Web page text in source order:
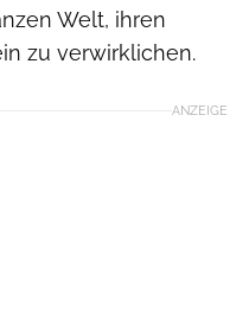
Welt, ihren
zu verwirklichen.
ANZEIGE